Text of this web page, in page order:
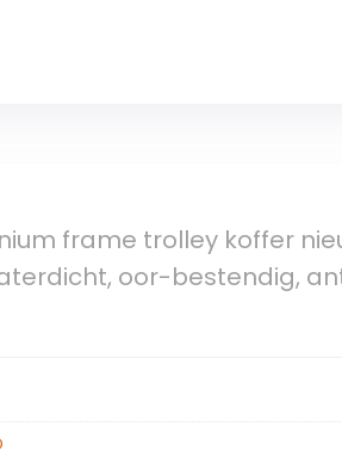
frame trolley koffer
oor-bestendig,